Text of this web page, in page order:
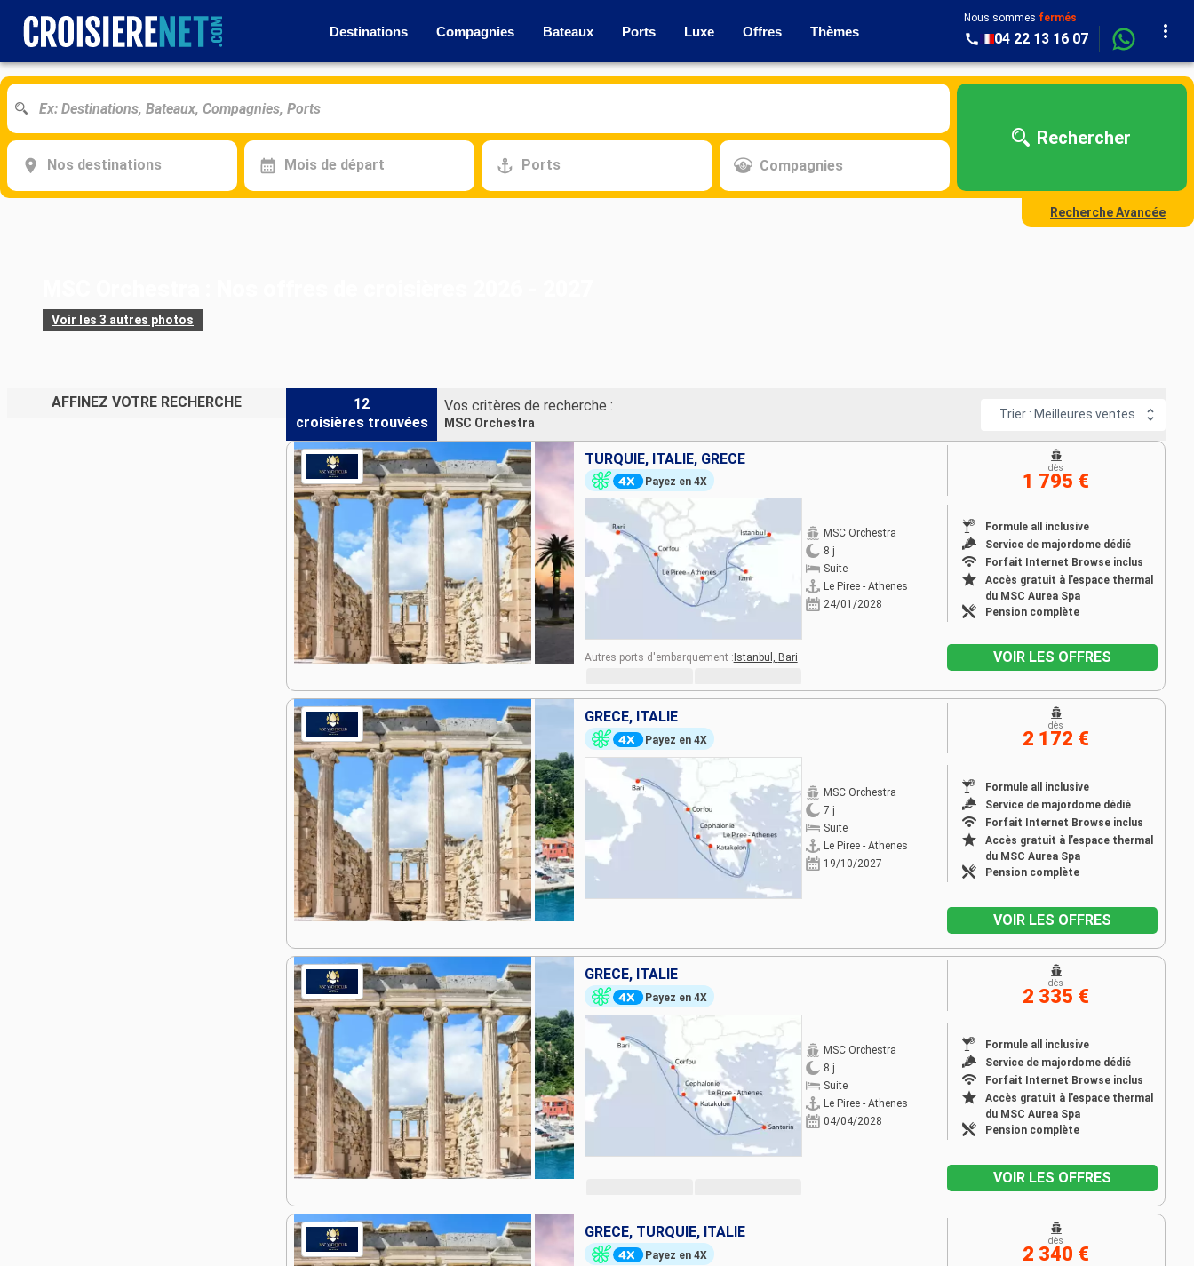
Destinations Compagnies Bateaux Ports Luxe Offres Thèmes
Nous sommes fermés
04 22 13 16 07
Nos destinations Mois de départ Ports Compagnies
Rechercher
Recherche Avancée
Voir les 3 autres photos
AFFINEZ VOTRE RECHERCHE
12
croisières trouvées
Vos critères de recherche :
MSC Orchestra
Trier : Meilleures ventes
TURQUIE, ITALIE, GRÈCE
Payez en 4X
MSC Orchestra
8 j
Suite
Le Piree - Athenes
24/01/2028
Formule all inclusive
Service de majordome dédié
Forfait Internet Browse inclus
Accès gratuit à l’espace thermal
du MSC Aurea Spa
Pension complète
dès
1 795 €
Autres ports d'embarquement :Istanbul, Bari VOIR LES OFFRES
GRÈCE, ITALIE
Payez en 4X
MSC Orchestra
7 j
Suite
Le Piree - Athenes
19/10/2027
Formule all inclusive
Service de majordome dédié
Forfait Internet Browse inclus
Accès gratuit à l’espace thermal
du MSC Aurea Spa
Pension complète
dès
2 172 €
VOIR LES OFFRES
GRÈCE, ITALIE
Payez en 4X
MSC Orchestra
8 j
Suite
Le Piree - Athenes
04/04/2028
Formule all inclusive
Service de majordome dédié
Forfait Internet Browse inclus
Accès gratuit à l’espace thermal
du MSC Aurea Spa
Pension complète
dès
2 335 €
VOIR LES OFFRES
GRÈCE, TURQUIE, ITALIE
Payez en 4X
dès
2 340 €